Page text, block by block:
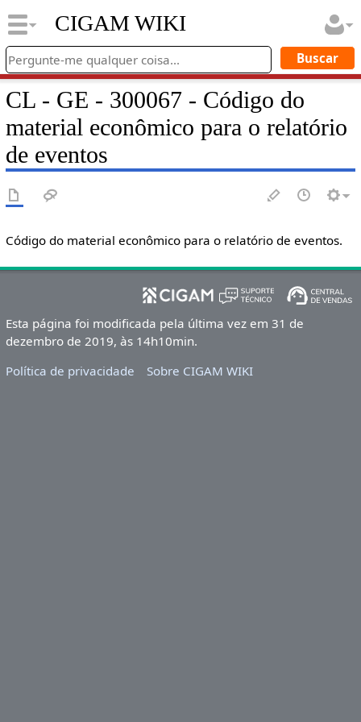
CIGAM WIKI
CL - GE - 300067 - Código do
material econômico para o relatório
de eventos
Código do material econômico para o relatório de eventos.
Esta página foi modificada pela última vez em 31 de
dezembro de 2019, às 14h10min.
Política de privacidade
Sobre CIGAM WIKI